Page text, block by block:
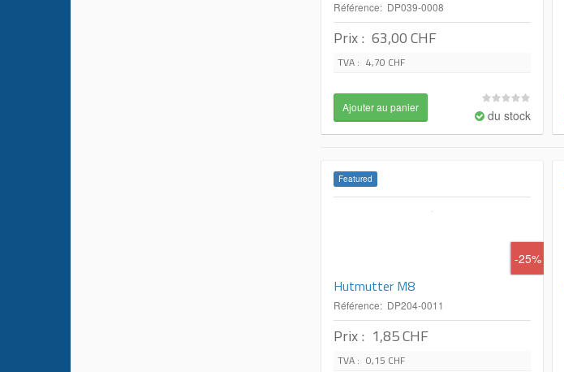
Référence: DP039-0008
Prix : 63,00 CHF
TVA : 4,70 CHF
du stock
Featured
-25%
Hutmutter M8
Référence: DP204-0011
Prix : 1,85 CHF
TVA : 0,15 CHF